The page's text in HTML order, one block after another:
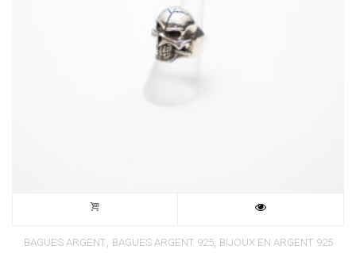
BAGUES ARGENT, BAGUES ARGENT 925, BIJOUX EN ARGENT 925